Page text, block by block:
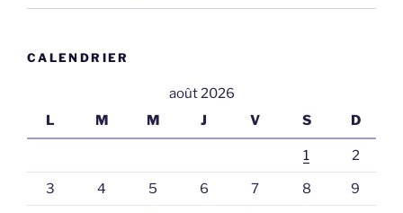
CALENDRIER
août 2026
L
M M J V S D
1 2
3 4 5 6 7 8 9